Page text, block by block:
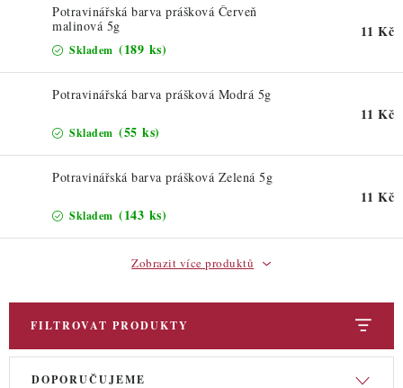
Podmínky ochrany osobních údajů
Potravinářská barva prášková Červeň
malinová 5g
Skladem (189 ks)
11 Kč
Potravinářská barva prášková Modrá 5g
Skladem (55 ks)
11 Kč
Potravinářská barva prášková Zelená 5g
Skladem (143 ks)
11 Kč
Zobrazit více produktů
FILTROVAT PRODUKTY
V
Ř DOPORUČUJEME